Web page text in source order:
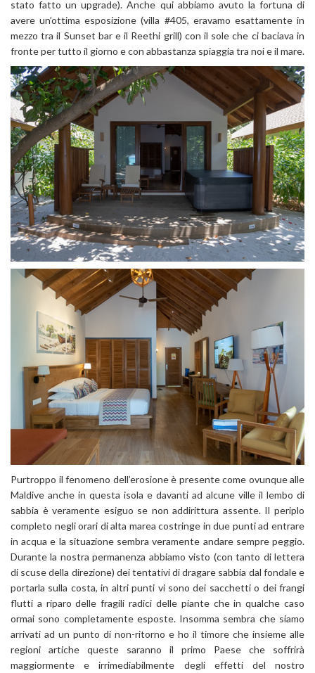
stato fatto un upgrade). Anche qui abbiamo avuto la fortuna di
avere un’ottima esposizione (villa #405, eravamo esattamente in
mezzo tra il Sunset bar e il Reethi grill) con il sole che ci baciava in
fronte per tutto il giorno e con abbastanza spiaggia tra noi e il mare.
Purtroppo il fenomeno dell’erosione è presente come ovunque alle
Maldive anche in questa isola e davanti ad alcune ville il lembo di
sabbia è veramente esiguo se non addirittura assente. Il periplo
completo negli orari di alta marea costringe in due punti ad entrare
in acqua e la situazione sembra veramente andare sempre peggio.
Durante la nostra permanenza abbiamo visto (con tanto di lettera
di scuse della direzione) dei tentativi di dragare sabbia dal fondale e
portarla sulla costa, in altri punti vi sono dei sacchetti o dei frangi
flutti a riparo delle fragili radici delle piante che in qualche caso
ormai sono completamente esposte. Insomma sembra che siamo
arrivati ad un punto di non-ritorno e ho il timore che insieme alle
regioni artiche queste saranno il primo Paese che soffrirà
maggiormente e irrimediabilmente degli effetti del nostro